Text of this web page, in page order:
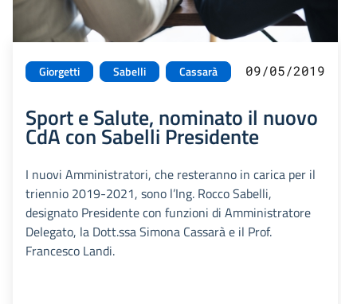
Giorgetti Sabelli Cassarà 09/05/2019
Sport e Salute, nominato il nuovo
CdA con Sabelli Presidente
I nuovi Amministratori, che resteranno in carica per il
triennio 2019-2021, sono l’Ing. Rocco Sabelli,
designato Presidente con funzioni di Amministratore
Delegato, la Dott.ssa Simona Cassarà e il Prof.
Francesco Landi.